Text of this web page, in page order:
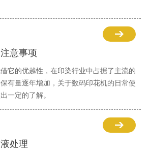
意事项
它的优越性，在印染行业中占据了主流的
有量逐年增加，关于数码印花机的日常使
一定的了解。
处理